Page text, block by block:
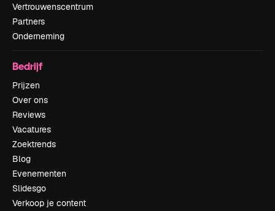
Vertrouwenscentrum
Partners
Onderneming
Bedrijf
Prijzen
Over ons
Reviews
Vacatures
Zoektrends
Blog
Evenementen
Slidesgo
Verkoop je content